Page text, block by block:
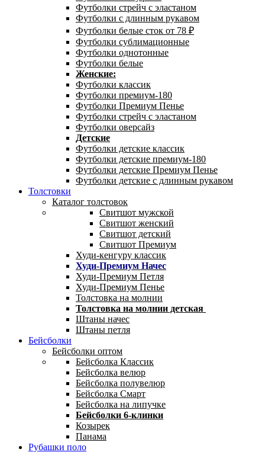
Футболки стрейч с эластаном
Футболки с длинным рукавом
Футболки белые сток от 78 ₽
Футболки сублимационные
Футболки однотонные
Футболки белые
Женские:
Футболки классик
Футболки премиум-180
Футболки Премиум Пенье
Футболки стрейч с эластаном
Футболки оверсайз
Детские
Футболки детские классик
Футболки детские премиум-180
Футболки детские Премиум Пенье
Футболки детские с длинным рукавом
Толстовки
Каталог толстовок
Свитшот мужской
Свитшот женский
Свитшот детский
Свитшот Премиум
Худи-кенгуру классик
Худи-Премиум Начес
Худи-Премиум Петля
Худи-Премиум Пенье
Толстовка на молнии
Толстовка на молнии детская
Штаны начес
Штаны петля
Бейсболки
Бейсболки оптом
Бейсболка Классик
Бейсболка велюр
Бейсболка полувелюр
Бейсболка Смарт
Бейсболка на липучке
Бейсболки 6-клинки
Козырек
Панама
Рубашки поло